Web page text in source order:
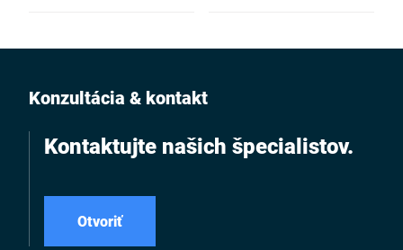
terminálmi.
Konzultácia & kontakt
Kontaktujte našich špecialistov.
Otvoriť